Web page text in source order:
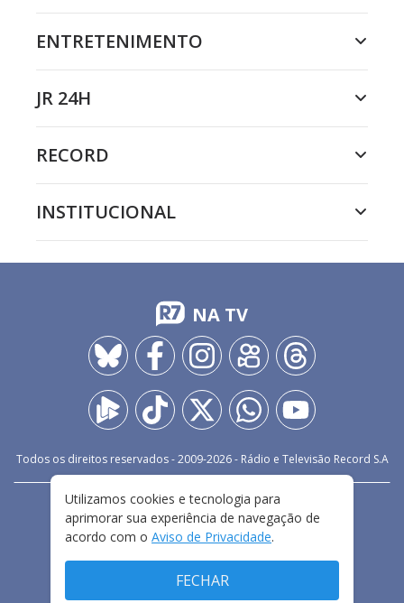
ENTRETENIMENTO
JR 24H
RECORD
INSTITUCIONAL
NA TV
Todos os direitos reservados - 2009-2026- Rádio e Televisão Record S.A
FALE CONOSCO
PRIVACIDADE
TERMOS E CONDIÇÕES DE USO
Utilizamos cookies e tecnologia para
aprimorar sua experiência de navegação de
acordo com o Aviso de Privacidade.
FECHAR